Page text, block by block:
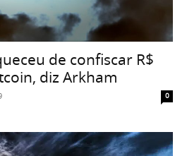
de confiscar R$
diz Arkham
0